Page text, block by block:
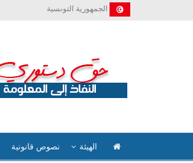
الجمهورية التونسية
الهيئة نصوص قانونية